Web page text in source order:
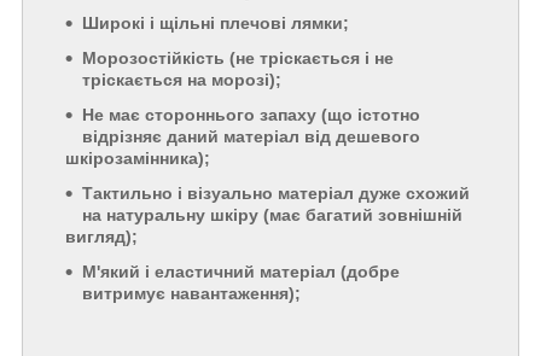
Широкі і щільні плечові лямки;
Морозостійкість (не тріскається і не
тріскається на морозі);
Не має стороннього запаху (що істотно
відрізняє даний матеріал від дешевого
шкірозамінника);
Тактильно і візуально матеріал дуже схожий
на натуральну шкіру (має багатий зовнішній
вигляд);
М'який і еластичний матеріал (добре
витримує навантаження);